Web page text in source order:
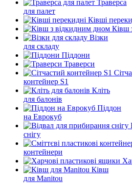
Траверса
для палет
Ківші
Ківш
Візки
для складу
Піддони
Траверси
контейнер S1
Кліть
для балонів
Піддон
на Еврокуб
снігу
контейнери
Ківш
для Manitou